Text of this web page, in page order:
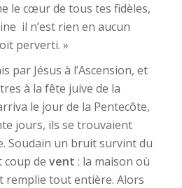
le cœur de tous tes fidèles,
il n’est rien en aucun
perverti. »
par Jésus à l’Ascension, et
à la fête juive de la
le jour de la Pentecôte,
jours, ils se trouvaient
Soudain un bruit survint du
coup de vent : la maison où
remplie tout entière. Alors